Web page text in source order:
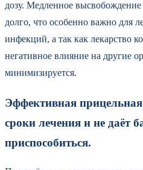
дозу. Медленное высвобождение
долго, что особенно важно для
инфекций, а так как лекарство
негативное влияние на другие
минимизируется.
Эффективная
сроки лечения и не даёт
приспособиться.